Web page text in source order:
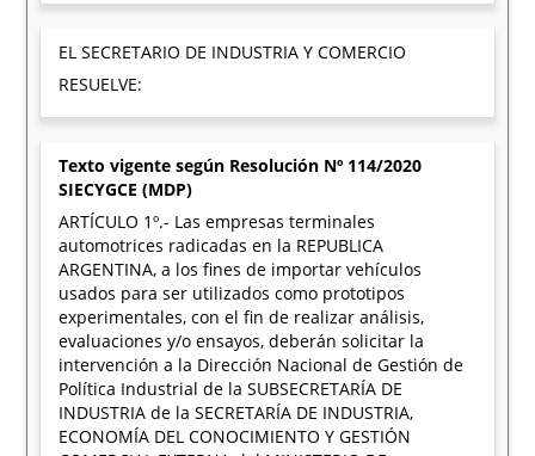
EL SECRETARIO DE INDUSTRIA Y COMERCIO
RESUELVE:
Texto vigente según Resolución Nº 114/2020
SIECYGCE (MDP)
ARTÍCULO 1º.- Las empresas terminales
automotrices radicadas en la REPUBLICA
ARGENTINA, a los fines de importar vehículos
usados para ser utilizados como prototipos
experimentales, con el fin de realizar análisis,
evaluaciones y/o ensayos, deberán solicitar la
intervención a la Dirección Nacional de Gestión de
Política Industrial de la SUBSECRETARÍA DE
INDUSTRIA de la SECRETARÍA DE INDUSTRIA,
ECONOMÍA DEL CONOCIMIENTO Y GESTIÓN